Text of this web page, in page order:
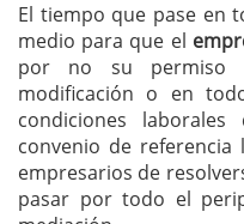
El tiempo que pase en
medio para que el
por no su permiso
modificación o en
condiciones
convenio de
empresarios de
pasar por todo el